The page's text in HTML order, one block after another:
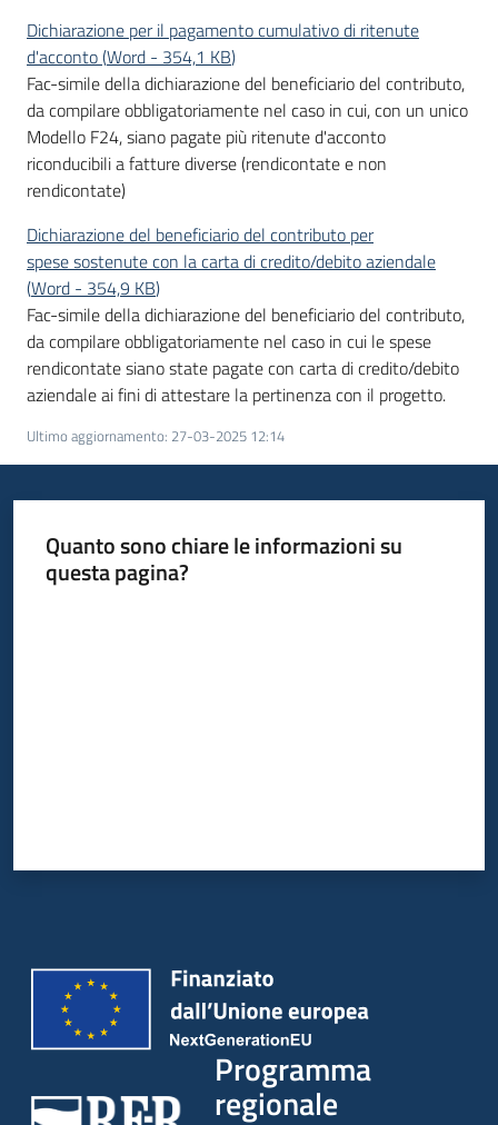
Dichiarazione per il pagamento cumulativo di ritenute
d'acconto(Word - 354,1 KB)
Fac-simile della dichiarazione del beneficiario del contributo,
da compilare obbligatoriamente nel caso in cui, con un unico
Modello F24, siano pagate più ritenute d'acconto
riconducibili a fatture diverse (rendicontate e non
rendicontate)
Dichiarazione del beneficiario del contributo per
spese sostenute con la carta di credito/debito aziendale
(Word - 354,9 KB)
Fac-simile della dichiarazione del beneficiario del contributo,
da compilare obbligatoriamente nel caso in cui le spese
rendicontate siano state pagate con carta di credito/debito
aziendale ai fini di attestare la pertinenza con il progetto.
Ultimo aggiornamento: 27-03-2025 12:14
Quanto sono chiare le informazioni su
questa pagina?
Programma
regionale